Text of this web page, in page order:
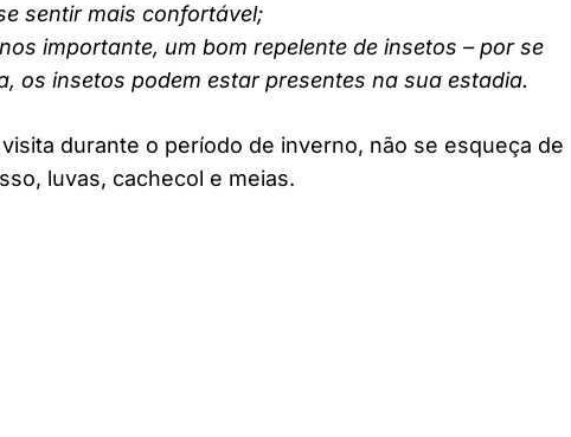
sentir mais confortável;
importante, um bom repelente de insetos – por se
os insetos podem estar presentes na sua estadia.
durante o período de inverno, não se esqueça de
luvas, cachecol e meias.